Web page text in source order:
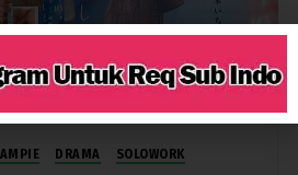
4,772
DRAMA
SOLOWORK